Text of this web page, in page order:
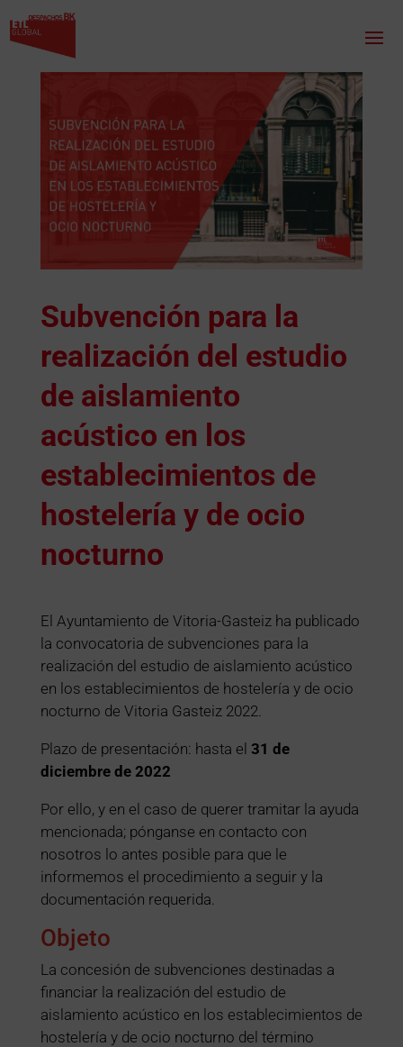
Subvención para la
realización del estudio
de aislamiento
acústico en los
establecimientos de
hostelería y de ocio
nocturno
El Ayuntamiento de Vitoria-Gasteiz ha publicado
la convocatoria de subvenciones para la
realización del estudio de aislamiento acústico
en los establecimientos de hostelería y de ocio
nocturno de Vitoria Gasteiz 2022.
Plazo de presentación: hasta el 31 de
diciembre de 2022
Por ello, y en el caso de querer tramitar la ayuda
mencionada; pónganse en contacto con
nosotros lo antes posible para que le
informemos el procedimiento a seguir y la
documentación requerida.
Objeto
La concesión de subvenciones destinadas a
financiar la realización del estudio de
aislamiento acústico en los establecimientos de
hostelería y de ocio nocturno del término